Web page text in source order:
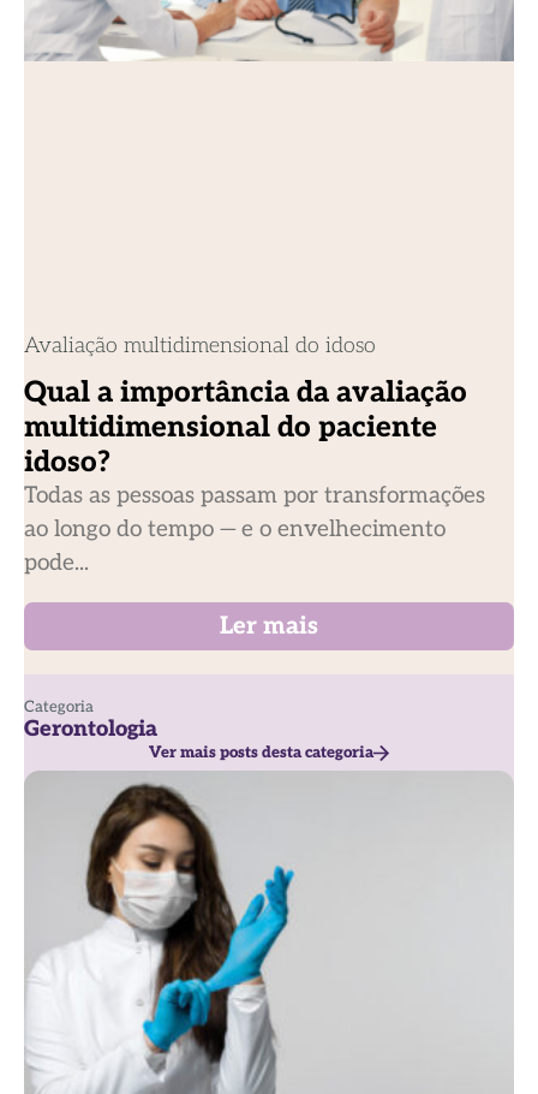
Avaliação multidimensional do idoso
Qual a importância da avaliação
multidimensional do paciente
idoso?
Todas as pessoas passam por transformações
ao longo do tempo — e o envelhecimento
pode...
Ler mais
Categoria
Gerontologia
Ver mais posts desta categoria